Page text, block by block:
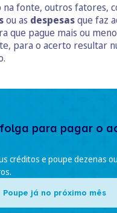
na fonte, outros fatores,
ou as despesasque faz
que pague mais ou
para o acerto resultar
para pagar o
créditos e poupe dezenas
Poupe já no próximo mês